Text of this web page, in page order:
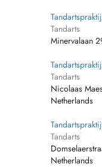
Tandarts
Minervalaan
Tandarts
Nicolaas
Netherlands
Tandarts
Netherlands